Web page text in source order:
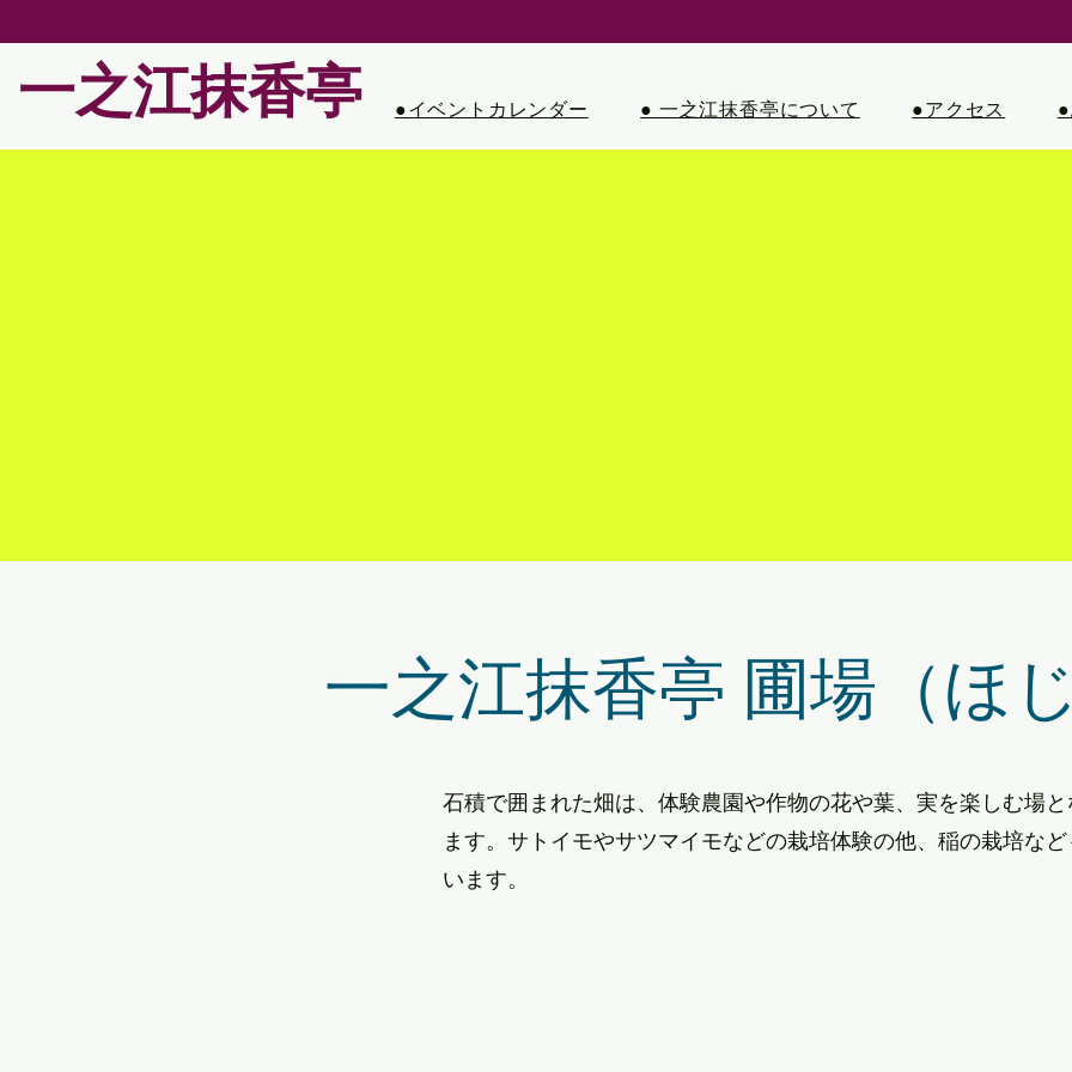
一之江抹香亭 ●イベントカレンダー ● 一之江抹香亭について ●アクセス
一之江抹香亭 圃場（ほじ
石積で囲まれた畑は、体験農園や作物の花や葉、実を楽しむ場
ます。サトイモやサツマイモなどの栽培体験の他、稲の栽培な
います。